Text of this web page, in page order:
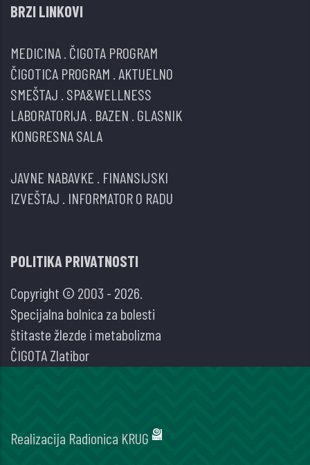
BRZI LINKOVI
MEDICINA ČIGOTA PROGRAM
ČIGOTICA PROGRAM AKTUELNO
SMEŠTAJ SPA&WELLNESS
LABORATORIJA BAZEN GLASNIK
KONGRESNA SALA
JAVNE NABAVKE FINANSIJSKI
IZVEŠTAJ INFORMATOR O RADU
POLITIKA PRIVATNOSTI
Copyright © 2003 - 2026.
Specijalna bolnica za bolesti
štitaste žlezde i metabolizma
ČIGOTA Zlatibor
Realizacija Radionica KRUG